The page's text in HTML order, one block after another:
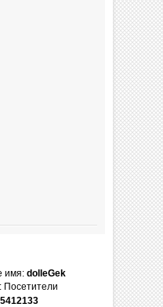
имя: dolleGek
Посетители